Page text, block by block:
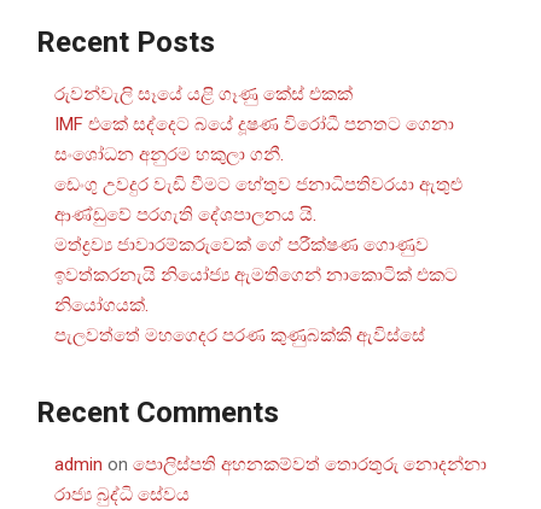
Recent Posts
රුවන්වැලි සෑයේ යළි ගෑණු කේස් එකක්
IMF එකේ සද්දෙට බයේ දූෂණ විරෝධී පනතට ගෙනා
සංශෝධන අනුරම හකුලා ගනී.
ඩෙංගු උවදුර වැඩි වීමට හේතුව ජනාධිපතිවරයා ඇතුළු
ආණ්ඩුවේ පරගැති දේශපාලනය යි.
මත්ද්‍රව්‍ය ජාවාරම්කරුවෙක් ගේ පරීක්ෂණ ගොණුව
ඉවත්කරනැයි නියෝජ්‍ය ඇමතිගෙන් නාකොටික් එකට
නියෝගයක්.
පැලවත්තේ මහගෙදර පරණ කුණුබක්කි ඇවිස්සේ
Recent Comments
admin on පොලිස්පති අහනකම්වත් තොරතුරු නොදන්නා
රාජ්‍ය බුද්ධි සේවය